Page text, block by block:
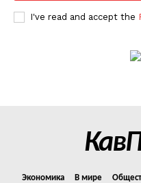
Контакты
I've read and accept the
Экономика В мире